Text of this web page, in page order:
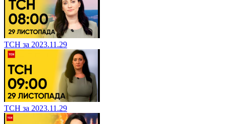
ТСН за 2023.11.29
ТСН за 2023.11.29